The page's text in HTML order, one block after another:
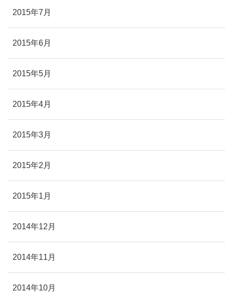
2015年7月
2015年6月
2015年5月
2015年4月
2015年3月
2015年2月
2015年1月
2014年12月
2014年11月
2014年10月